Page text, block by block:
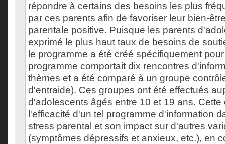
répondre à certains des besoins les plus
par ces parents afin de favoriser leur bien-
parentale positive. Puisque les parents
exprimé le plus haut taux de besoins de
le programme a été créé spécifiquement
programme comportait dix rencontres
thèmes et a été comparé à un groupe
d'entraide). Ces groupes ont été effectués
d'adolescents âgés entre 10 et 19 ans. Cette
l'efficacité d'un tel programme d'information
stress parental et son impact sur d'autres
(symptômes dépressifs et anxieux, etc.), en